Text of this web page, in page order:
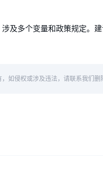
及多个变量和政策规定。
如侵权或涉及违法，请联系我们删